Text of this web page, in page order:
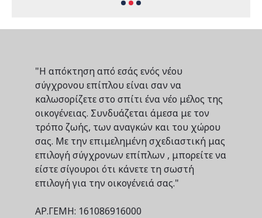
"Η απόκτηση από εσάς ενός νέου
σύγχρονου επίπλου είναι σαν να
καλωσορίζετε στο σπίτι ένα νέο μέλος της
οικογένειας. Συνδυάζεται άμεσα με τον
τρόπο ζωής, των αναγκών και του χώρου
σας. Με την επιμελημένη σχεδιαστική μας
επιλογή σύγχρονων επίπλων , μπορείτε να
είστε σίγουροι ότι κάνετε τη σωστή
επιλογή για την οικογένειά σας."
ΑΡ.ΓΕΜΗ: 161086916000